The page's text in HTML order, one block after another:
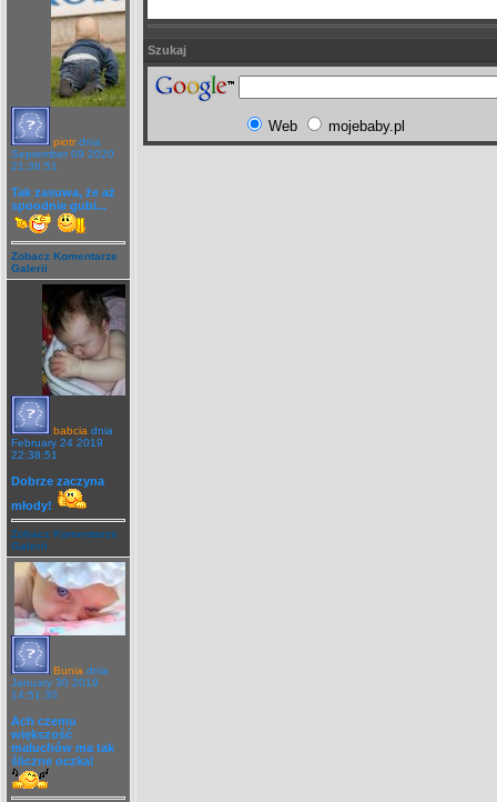
piotr dnia
September 09 2020
21:36:51
Tak zasuwa, że aż
spoodnie gubi...
Zobacz Komentarze
Galerii
babcia dnia
February 24 2019
22:38:51
Dobrze zaczyna
młody!
Zobacz Komentarze
Galerii
Bunia dnia
January 30 2019
14:51:30
Ach czemu
większość
maluchów ma tak
śliczne oczka!
Szukaj
Web mojebaby.pl